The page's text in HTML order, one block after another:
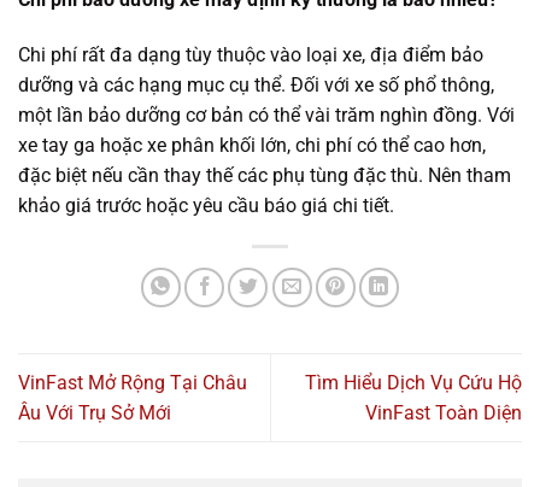
Chi phí rất đa dạng tùy thuộc vào loại xe, địa điểm bảo
dưỡng và các hạng mục cụ thể. Đối với xe số phổ thông,
một lần bảo dưỡng cơ bản có thể vài trăm nghìn đồng. Với
xe tay ga hoặc xe phân khối lớn, chi phí có thể cao hơn,
đặc biệt nếu cần thay thế các phụ tùng đặc thù. Nên tham
khảo giá trước hoặc yêu cầu báo giá chi tiết.
VinFast Mở Rộng Tại Châu
Âu Với Trụ Sở Mới
Tìm Hiểu Dịch Vụ Cứu Hộ
VinFast Toàn Diện